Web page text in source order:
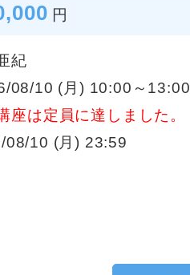
円
紀
08/10 (月) 10:00～13:00
座は定員に達しました。
08/10 (月) 23:59